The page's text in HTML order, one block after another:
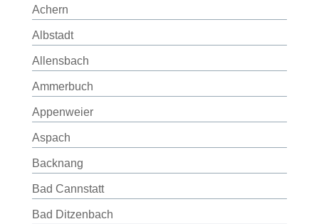
Achern
Albstadt
Allensbach
Ammerbuch
Appenweier
Aspach
Backnang
Bad Cannstatt
Bad Ditzenbach